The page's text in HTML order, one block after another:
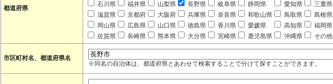
都道府県
石川県
福井県 山梨県 長野県 岐阜県 静岡県 愛知県
三重県
滋賀県
京都府 大阪府 兵庫県 奈良県 和歌山県 鳥取県
島根県
岡山県
広島県 山口県 徳島県 香川県 愛媛県 高知県
福岡県
佐賀県
長崎県 熊本県 大分県 宮崎県 鹿児島県 沖縄県 その他
市区町村名、都道府県名
※同名の自治体は、都道府県とあわせて検索することで分けて探すことができます。